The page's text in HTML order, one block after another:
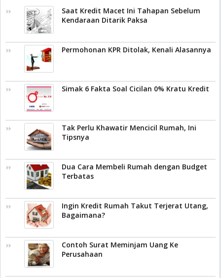
Saat Kredit Macet Ini Tahapan Sebelum
Kendaraan Ditarik Paksa
Permohonan KPR Ditolak, Kenali Alasannya
Simak 6 Fakta Soal Cicilan 0% Kratu Kredit
Tak Perlu Khawatir Mencicil Rumah, Ini
Tipsnya
Dua Cara Membeli Rumah dengan Budget
Terbatas
Ingin Kredit Rumah Takut Terjerat Utang,
Bagaimana?
Contoh Surat Meminjam Uang Ke
Perusahaan